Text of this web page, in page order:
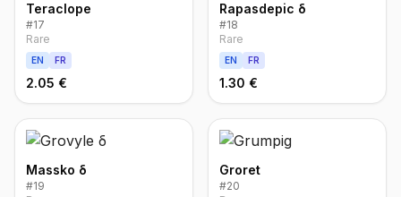
Teraclope
#17
Rare
EN FR
2.05 €
Rapasdepic δ
#18
Rare
EN FR
1.30 €
Massko δ
#19
Groret
#20